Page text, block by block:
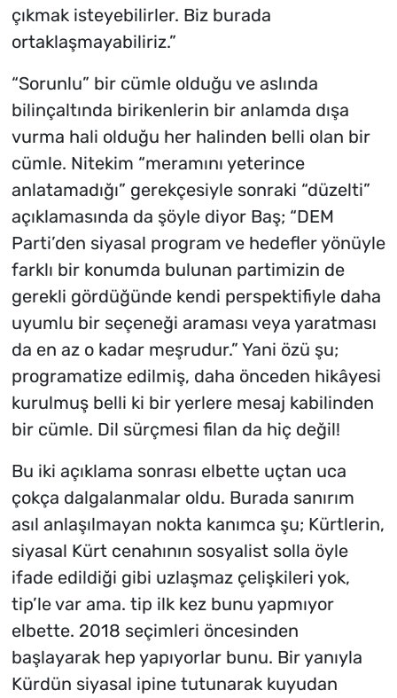
çıkmak isteyebilirler. Biz burada
ortaklaşmayabiliriz.”
“Sorunlu” bir cümle olduğu ve aslında
bilinçaltında birikenlerin bir anlamda dışa
vurma hali olduğu her halinden belli olan bir
cümle. Nitekim “meramını yeterince
anlatamadığı” gerekçesiyle sonraki “düzelti”
açıklamasında da şöyle diyor Baş; “DEM
Parti’den siyasal program ve hedefler yönüyle
farklı bir konumda bulunan partimizin de
gerekli gördüğünde kendi perspektifiyle daha
uyumlu bir seçeneği araması veya yaratması
da en az o kadar meşrudur.” Yani özü şu;
programatize edilmiş, daha önceden hikâyesi
kurulmuş belli ki bir yerlere mesaj kabilinden
bir cümle. Dil sürçmesi filan da hiç değil!
Bu iki açıklama sonrası elbette uçtan uca
çokça dalgalanmalar oldu. Burada sanırım
asıl anlaşılmayan nokta kanımca şu; Kürtlerin,
siyasal Kürt cenahının sosyalist solla öyle
ifade edildiği gibi uzlaşmaz çelişkileri yok,
tip’le var ama. tip ilk kez bunu yapmıyor
elbette. 2018 seçimleri öncesinden
başlayarak hep yapıyorlar bunu. Bir yanıyla
Kürdün siyasal ipine tutunarak kuyudan